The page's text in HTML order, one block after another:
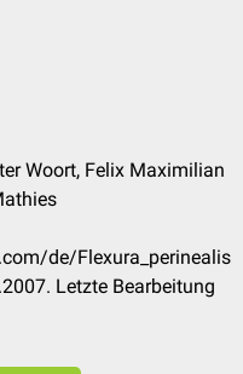
Woort, Felix Maximilian
de/Flexura_perinealis
Letzte Bearbeitung